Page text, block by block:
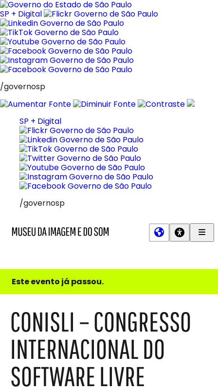
Pular
para
o
conteúdo
SP + Digital
/governosp
SP + Digital
/governosp
e
do
Este evento já passou.
CONISLI – CONGRESSO
INTERNACIONAL DO
SOFTWARE LIVRE